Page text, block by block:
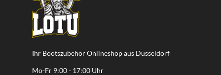
Ihr Bootszubehör Onlineshop aus Düsseldorf
Mo-Fr 9:00 - 17:00 Uhr